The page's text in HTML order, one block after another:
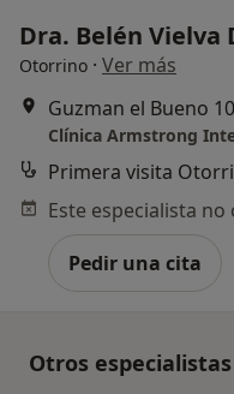
Dra. Belén Vielva
Otorrino · Ver más
Guzman el Bueno
Clínica Armstrong
Primera visita
Pedir una cita
Otros